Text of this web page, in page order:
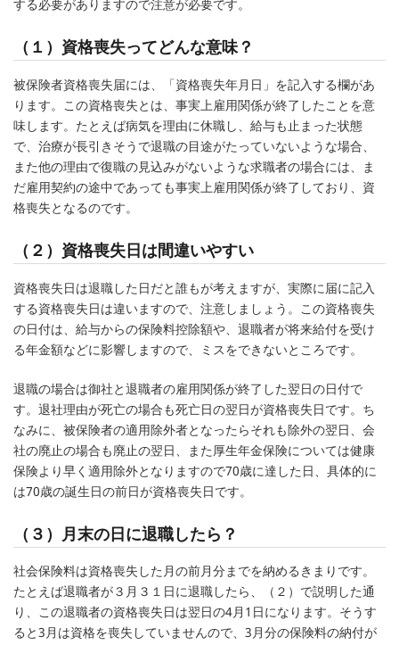
する必要がありますので注意が必要です。
（１）資格喪失ってどんな意味？
被保険者資格喪失届には、「資格喪失年月日」を記入する欄があ
ります。この資格喪失とは、事実上雇用関係が終了したことを意
味します。たとえば病気を理由に休職し、給与も止まった状態
で、治療が長引きそうで退職の目途がたっていないような場合、
また他の理由で復職の見込みがないような求職者の場合には、ま
だ雇用契約の途中であっても事実上雇用関係が終了しており、資
格喪失となるのです。
（２）資格喪失日は間違いやすい
資格喪失日は退職した日だと誰もが考えますが、実際に届に記入
する資格喪失日は違いますので、注意しましょう。この資格喪失
の日付は、給与からの保険料控除額や、退職者が将来給付を受け
る年金額などに影響しますので、ミスをできないところです。
退職の場合は御社と退職者の雇用関係が終了した翌日の日付で
す。退社理由が死亡の場合も死亡日の翌日が資格喪失日です。ち
なみに、被保険者の適用除外者となったらそれも除外の翌日、会
社の廃止の場合も廃止の翌日、また厚生年金保険については健康
保険より早く適用除外となりますので70歳に達した日、具体的に
は70歳の誕生日の前日が資格喪失日です。
（３）月末の日に退職したら？
社会保険料は資格喪失した月の前月分までを納めるきまりです。
たとえば退職者が３月３１日に退職したら、（２）で説明した通
り、この退職者の資格喪失日は翌日の4月1日になります。そうす
ると3月は資格を喪失していませんので、3月分の保険料の納付が